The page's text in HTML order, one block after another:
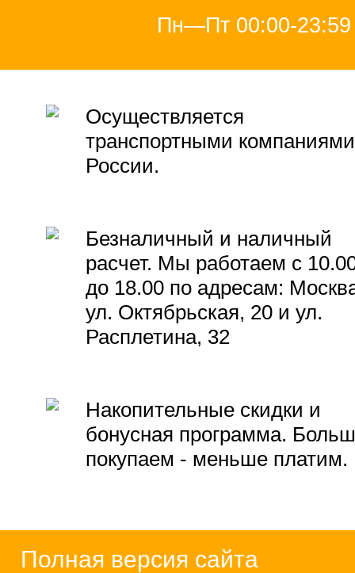
Пн—Пт 00:00-23:59
Осуществляется
транспортными компаниями
России.
Безналичный и наличный
расчет. Мы работаем с
до 18.00 по адресам:
ул. Октябрьская, 20 и ул.
Расплетина, 32
Накопительные скидки и
бонусная программа.
покупаем - меньше платим.
Полная версия сайта